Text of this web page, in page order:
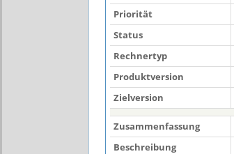
Priorität
Status
Rechnertyp
Produktversion
Zielversion
Zusammenfassung
Beschreibung